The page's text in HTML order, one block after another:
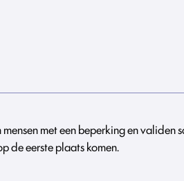
met een beperking en validen
de eerste plaats komen.